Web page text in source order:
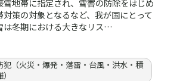
雪地帯に指定され、雪害の防除をはじめ
対策の対象となるなど、我が国にとって
は冬期における大きなリス…
犯（火災・爆発・落雷・台風・洪水・積